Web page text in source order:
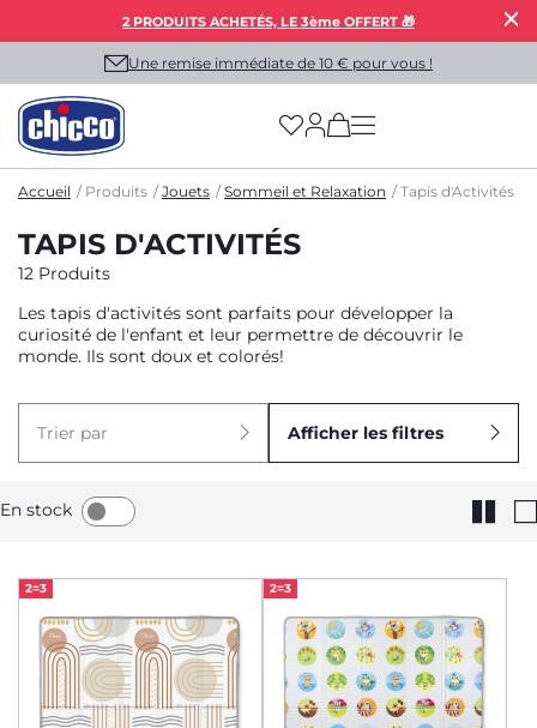
2 PRODUITS ACHETÉS, LE 3ème OFFERT 🎁
Une remise immédiate de 10 € pour vous !
(has more options
Accueil Produits Jouets Sommeil et Relaxation Tapis d'Activités
TAPIS D'ACTIVITÉS
12 Produits
Les tapis d'activités sont parfaits pour développer la
curiosité de l'enfant et leur permettre de découvrir le
monde. Ils sont doux et colorés!
Trier par Afficher les filtres
En stock
2=3 2=3